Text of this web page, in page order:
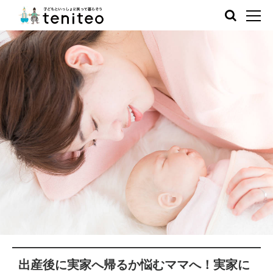
出産後に実家へ帰るか悩むママへ！実家に